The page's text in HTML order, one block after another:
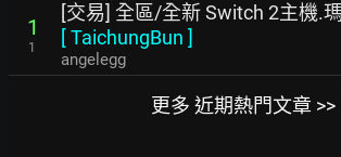
1
1
[交易] 全區/全新 Switch 2主機.
[TaichungBun ]
angelegg
更多 近期熱門文章 >>